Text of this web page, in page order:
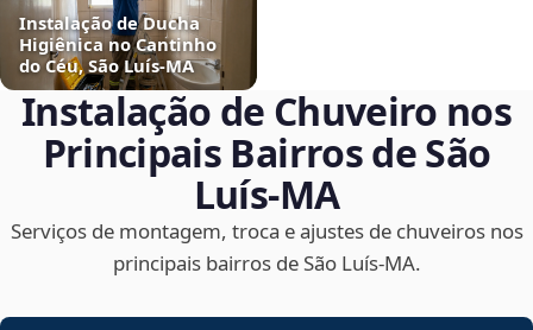
Instalação de Ducha
Higiênica no Cantinho
do Céu, São Luís‑MA
Instalação de Chuveiro nos
Principais Bairros de São
Luís‑MA
Serviços de montagem, troca e ajustes de chuveiros nos
principais bairros de São Luís‑MA.